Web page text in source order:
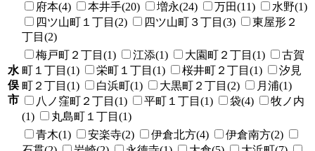
府本(4)
本井手(20) 増永(24) 万田(11)
水野(1)
四ツ山町１丁目(2)
四ツ山町３丁目(3)
東屋形２
丁目(2)
水
俣
市
梅戸町２丁目(1) 江添(1) 大園町２丁目(1)
古賀
町１丁目(1)
栄町１丁目(1) 桜井町２丁目(1)
汐見
町２丁目(1)
白浜町(1) 大黒町２丁目(2)
月浦(1)
八ノ窪町２丁目(1)
平町１丁目(1) 袋(4)
牧ノ内
(1)
丸島町１丁目(1)
青木(1)
安楽寺(2) 伊倉北方(4)
伊倉南方(2)